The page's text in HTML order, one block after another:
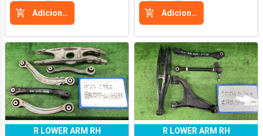
Adicione a cesta Adicione a cesta
R LOWER ARM RH
R LOWER ARM RH